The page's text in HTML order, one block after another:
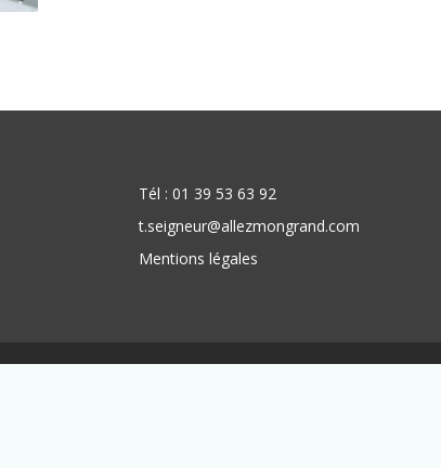
Tél : 01 39 53 63 92
t.seigneur@allezmongrand.com
Mentions légales